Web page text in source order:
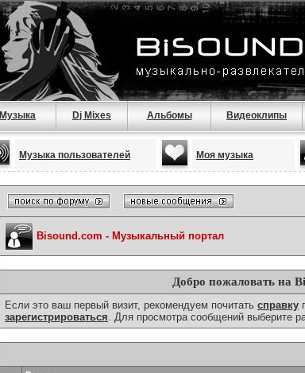
Музыка Dj Mixes Альбомы Видеоклипы
Музыка пользователей Моя музыка
Bisound.com - Музыкальный портал
Добро пожаловать на
Если это ваш первый визит, рекомендуем почитать справку
зарегистрироваться. Для просмотра сообщений выберите